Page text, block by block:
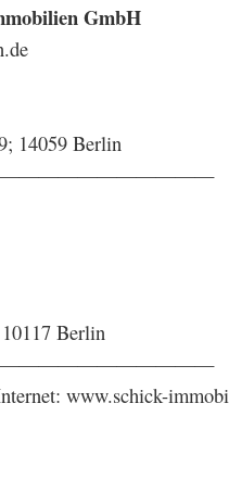
GmbH
14059 Berlin
Berlin
www.schick-